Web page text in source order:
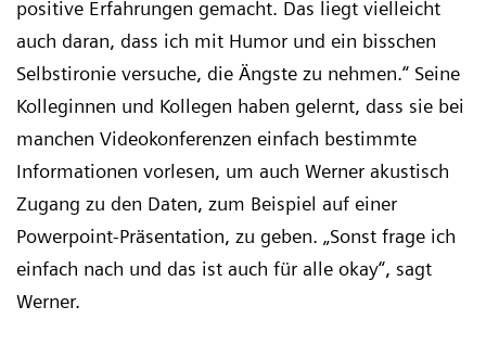
positive Erfahrungen gemacht. Das liegt vielleicht
auch daran, dass ich mit Humor und ein bisschen
Selbstironie versuche, die Ängste zu nehmen.“ Seine
Kolleginnen und Kollegen haben gelernt, dass sie bei
manchen Videokonferenzen einfach bestimmte
Informationen vorlesen, um auch Werner akustisch
Zugang zu den Daten, zum Beispiel auf einer
Powerpoint-Präsentation, zu geben. „Sonst frage ich
einfach nach und das ist auch für alle okay“, sagt
Werner.